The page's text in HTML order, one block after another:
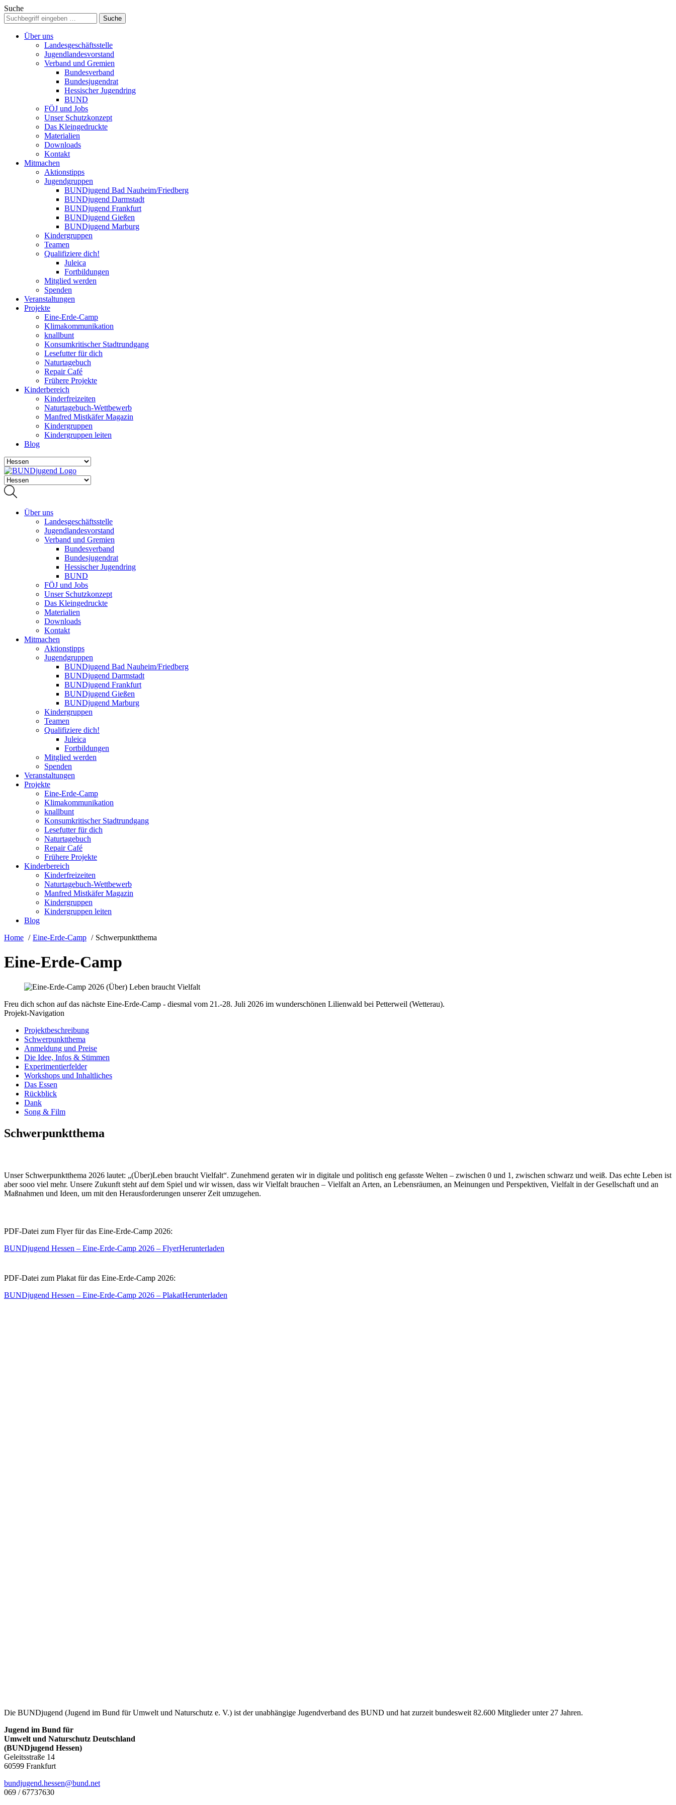
Suche
Über uns
Landesgeschäftsstelle
Jugendlandesvorstand
Verband und Gremien
Bundesverband
Bundesjugendrat
Hessischer Jugendring
BUND
FÖJ und Jobs
Unser Schutzkonzept
Das Kleingedruckte
Materialien
Downloads
Kontakt
Mitmachen
Aktionstipps
Jugendgruppen
BUNDjugend Bad Nauheim/Friedberg
BUNDjugend Darmstadt
BUNDjugend Frankfurt
BUNDjugend Gießen
BUNDjugend Marburg
Kindergruppen
Teamen
Qualifiziere dich!
Juleica
Fortbildungen
Mitglied werden
Spenden
Veranstaltungen
Projekte
Eine-Erde-Camp
Klimakommunikation
knallbunt
Konsumkritischer Stadtrundgang
Lesefutter für dich
Naturtagebuch
Repair Café
Frühere Projekte
Kinderbereich
Kinderfreizeiten
Naturtagebuch-Wettbewerb
Manfred Mistkäfer Magazin
Kindergruppen
Kindergruppen leiten
Blog
Über uns
Landesgeschäftsstelle
Jugendlandesvorstand
Verband und Gremien
Bundesverband
Bundesjugendrat
Hessischer Jugendring
BUND
FÖJ und Jobs
Unser Schutzkonzept
Das Kleingedruckte
Materialien
Downloads
Kontakt
Mitmachen
Aktionstipps
Jugendgruppen
BUNDjugend Bad Nauheim/Friedberg
BUNDjugend Darmstadt
BUNDjugend Frankfurt
BUNDjugend Gießen
BUNDjugend Marburg
Kindergruppen
Teamen
Qualifiziere dich!
Juleica
Fortbildungen
Mitglied werden
Spenden
Veranstaltungen
Projekte
Eine-Erde-Camp
Klimakommunikation
knallbunt
Konsumkritischer Stadtrundgang
Lesefutter für dich
Naturtagebuch
Repair Café
Frühere Projekte
Kinderbereich
Kinderfreizeiten
Naturtagebuch-Wettbewerb
Manfred Mistkäfer Magazin
Kindergruppen
Kindergruppen leiten
Blog
Home
Eine-Erde-Camp Schwerpunktthema
Eine-Erde-Camp
Freu dich schon auf das nächste Eine-Erde-Camp - diesmal vom 21.-28. Juli 2026 im wunderschönen Lilienwald bei Petterweil (Wetterau).
Projekt-Navigation
Projektbeschreibung
Schwerpunktthema
Anmeldung und Preise
Die Idee, Infos & Stimmen
Experimentierfelder
Workshops und Inhaltliches
Das Essen
Rückblick
Dank
Song & Film
Schwerpunktthema
Unser Schwerpunktthema 2026 lautet: „(Über)Leben braucht Vielfalt“. Zunehmend geraten wir in digitale und politisch eng gefasste Welten – zwischen 0 und 1, zwischen schwarz und weiß. Das echte Leben ist
aber sooo viel mehr. Unsere Zukunft steht auf dem Spiel und wir wissen, dass wir Vielfalt brauchen – Vielfalt an Arten, an Lebensräumen, an Meinungen und Perspektiven, Vielfalt in der Gesellschaft und an
Maßnahmen und Ideen, um mit den Herausforderungen unserer Zeit umzugehen.
PDF-Datei zum Flyer für das Eine-Erde-Camp 2026:
BUNDjugend Hessen – Eine-Erde-Camp 2026 – FlyerHerunterladen
PDF-Datei zum Plakat für das Eine-Erde-Camp 2026:
BUNDjugend Hessen – Eine-Erde-Camp 2026 – PlakatHerunterladen
Die BUNDjugend (Jugend im Bund für Umwelt und Naturschutz e. V.) ist der unabhängige Jugendverband des BUND und hat zurzeit bundesweit 82.600 Mitglieder unter 27 Jahren.
Jugend im Bund für
Umwelt und Naturschutz Deutschland
(BUNDjugend Hessen)
Geleitsstraße 14
60599 Frankfurt
bundjugend.hessen@bund.net
069 / 67737630